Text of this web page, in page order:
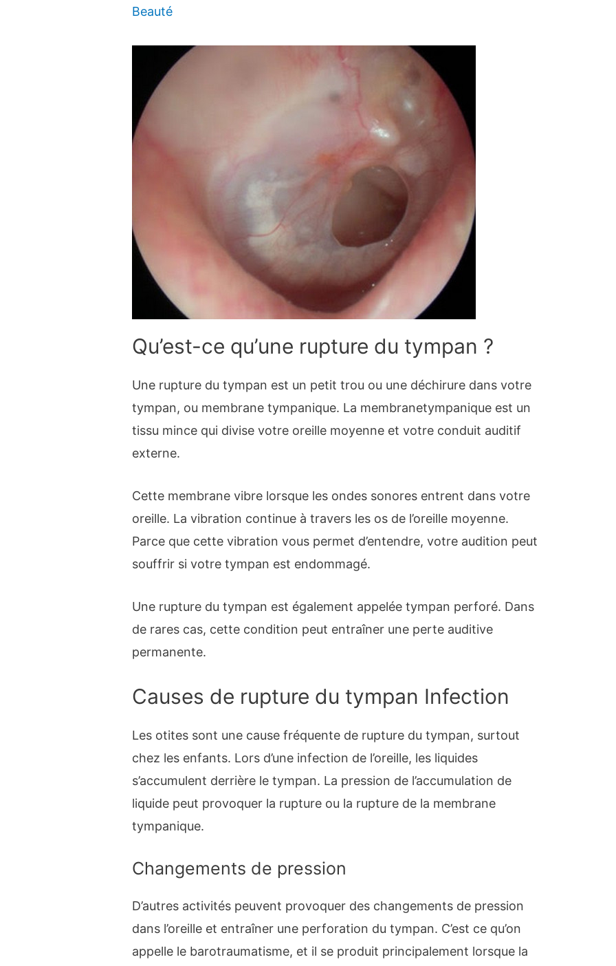
Beauté
Qu’est-ce qu’une rupture du tympan ?
Une rupture du tympan est un petit trou ou une déchirure dans votre
tympan, ou membrane tympanique. La membranetympanique est un
tissu mince qui divise votre oreille moyenne et votre conduit auditif
externe.
Cette membrane vibre lorsque les ondes sonores entrent dans votre
oreille. La vibration continue à travers les os de l’oreille moyenne.
Parce que cette vibration vous permet d’entendre, votre audition peut
souffrir si votre tympan est endommagé.
Une rupture du tympan est également appelée tympan perforé. Dans
de rares cas, cette condition peut entraîner une perte auditive
permanente.
Causes de rupture du tympan Infection
Les otites sont une cause fréquente de rupture du tympan, surtout
chez les enfants. Lors d’une infection de l’oreille, les liquides
s’accumulent derrière le tympan. La pression de l’accumulation de
liquide peut provoquer la rupture ou la rupture de la membrane
tympanique.
Changements de pression
D’autres activités peuvent provoquer des changements de pression
dans l’oreille et entraîner une perforation du tympan. C’est ce qu’on
appelle le barotraumatisme, et il se produit principalement lorsque la